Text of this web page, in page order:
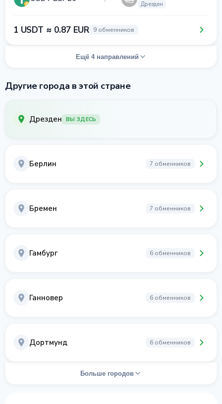
Дрезден
1 USDT ≈ 0.87 EUR 9 обменников
Ещё 4 направлений
Другие города в этой стране
Дрезден ВЫ ЗДЕСЬ
Берлин 7 обменников
Бремен 7 обменников
Гамбург 6 обменников
Ганновер 6 обменников
Дортмунд 6 обменников
Больше городов